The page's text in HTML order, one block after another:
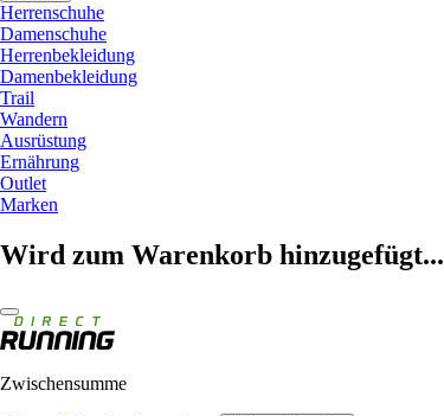
Herrenschuhe
Damenschuhe
Herrenbekleidung
Damenbekleidung
Trail
Wandern
Ausrüstung
Ernährung
Outlet
Marken
Wird zum Warenkorb hinzugefügt...
Zwischensumme